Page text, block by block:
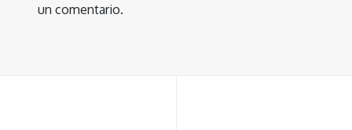
un comentario.